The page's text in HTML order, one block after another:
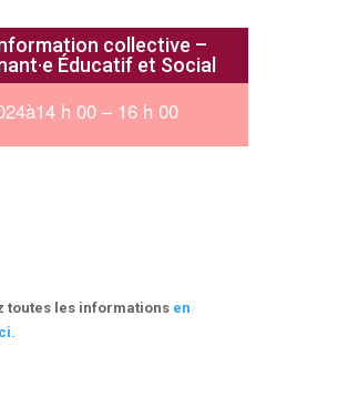
collective –
Éducatif et Social
h 00 – 16 h 00
toutes les informations en